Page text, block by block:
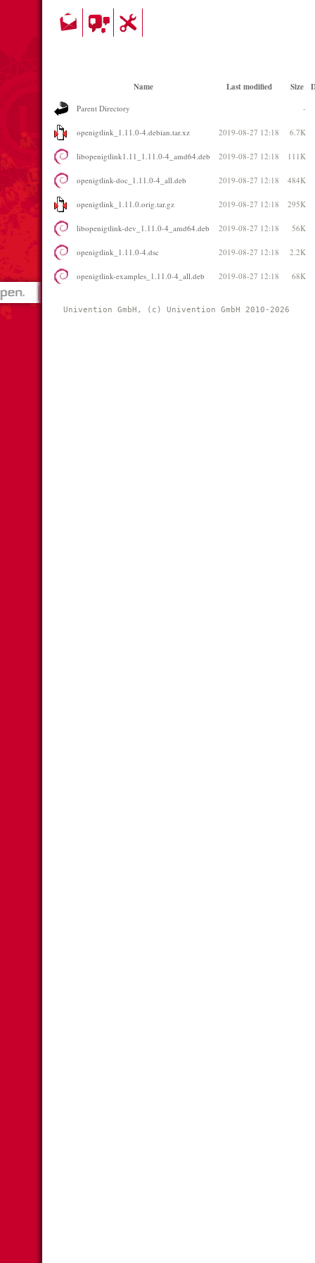
Name Last modified Size
Parent Directory -
openigtlink_1.11.0-4.debian.tar.xz 2019-08-27 12:18 6.7K
libopenigtlink1.11_1.11.0-4_amd64.deb 2019-08-27 12:18 111K
openigtlink-doc_1.11.0-4_all.deb 2019-08-27 12:18 484K
openigtlink_1.11.0.orig.tar.gz 2019-08-27 12:18 295K
libopenigtlink-dev_1.11.0-4_amd64.deb 2019-08-27 12:18 56K
openigtlink_1.11.0-4.dsc 2019-08-27 12:18 2.2K
openigtlink-examples_1.11.0-4_all.deb 2019-08-27 12:18 68K
Univention GmbH, (c) Univention GmbH 2010-2026